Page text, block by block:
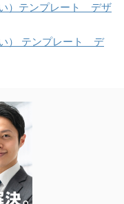
）テンプレート デザ
） テンプレート デ